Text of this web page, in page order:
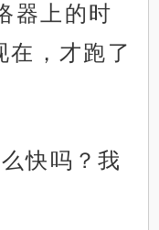
器上的时
在，才跑了
快吗？我